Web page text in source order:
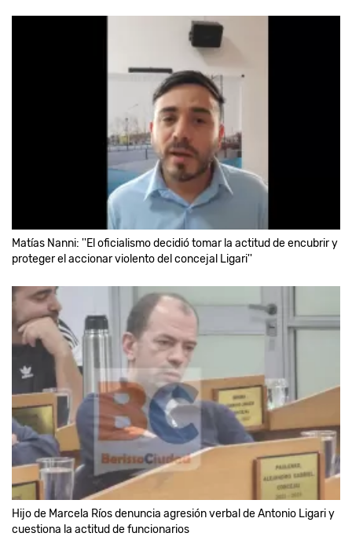
Matías Nanni: ''El oficialismo decidió tomar la actitud de encubrir y
proteger el accionar violento del concejal Ligari''
Hijo de Marcela Ríos denuncia agresión verbal de Antonio Ligari y
cuestiona la actitud de funcionarios